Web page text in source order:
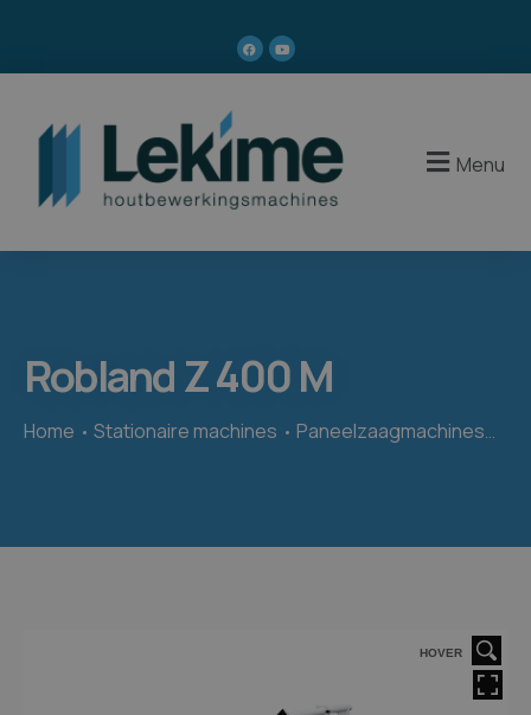
Menu
Robland Z 400 M
Home Stationaire machines Paneelzaagmachines
HOVER